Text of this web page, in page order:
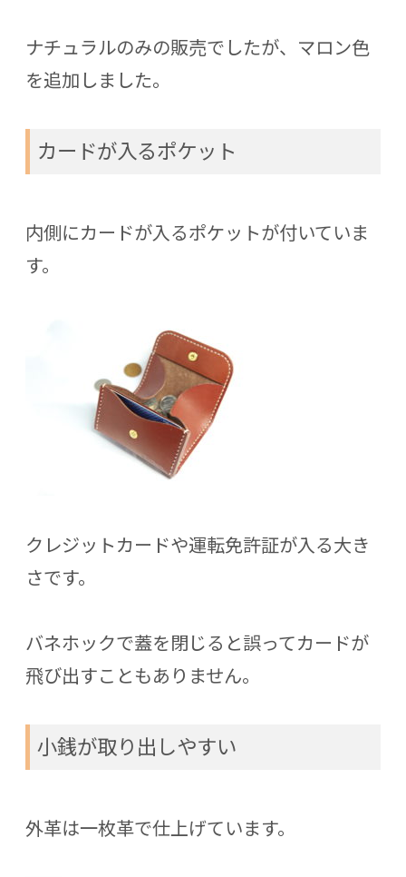
ナチュラルのみの販売でしたが、マロン色
を追加しました。
カードが入るポケット
内側にカードが入るポケットが付いていま
す。
クレジットカードや運転免許証が入る大き
さです。
バネホックで蓋を閉じると誤ってカードが
飛び出すこともありません。
小銭が取り出しやすい
外革は一枚革で仕上げています。